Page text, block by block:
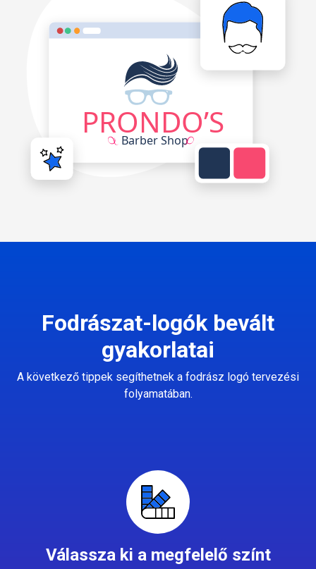
Fodrászat-logók bevált
gyakorlatai
A következő tippek segíthetnek a fodrász logó tervezési
folyamatában.
Válassza ki a megfelelő színt